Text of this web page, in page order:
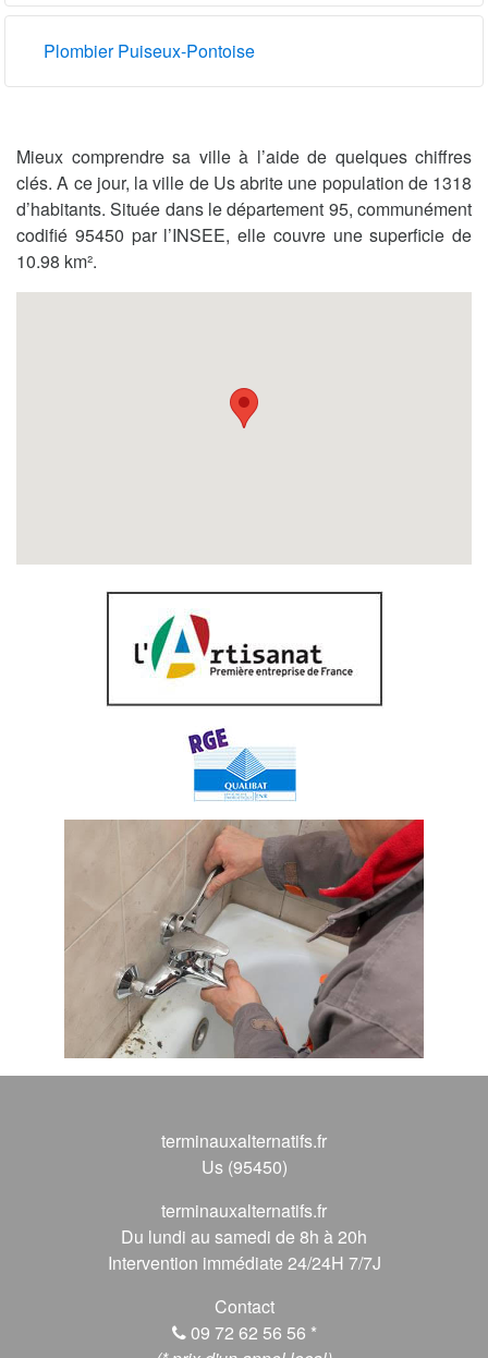
Plombier Puiseux-Pontoise
Mieux comprendre sa ville à l’aide de quelques chiffres
clés. A ce jour, la ville de Us abrite une population de 1318
d’habitants. Située dans le département 95, communément
codifié 95450 par l’INSEE, elle couvre une superficie de
10.98 km².
terminauxalternatifs.fr
Us (95450)
terminauxalternatifs.fr
Du lundi au samedi de 8h à 20h
Intervention immédiate 24/24H 7/7J
Contact
09 72 62 56 56 *